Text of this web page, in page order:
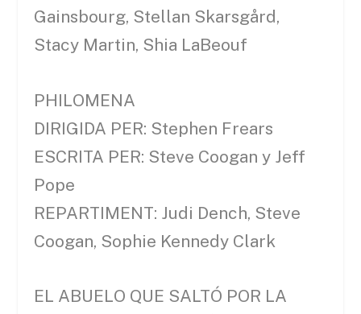
Gainsbourg, Stellan Skarsgård,
Stacy Martin, Shia LaBeouf
PHILOMENA
DIRIGIDA PER: Stephen Frears
ESCRITA PER: Steve Coogan y Jeff
Pope
REPARTIMENT: Judi Dench, Steve
Coogan, Sophie Kennedy Clark
EL ABUELO QUE SALTÓ POR LA